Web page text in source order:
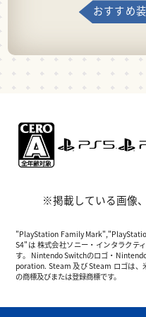
おすすめ
※掲載している画像
"PlayStation Family
S4"は 株式会社ソニー・インタラクテ
す。 Nintendo Switchのロゴ・
poration. Steam 及び Steam ロゴは、
の商標及びまたは登録商標です。